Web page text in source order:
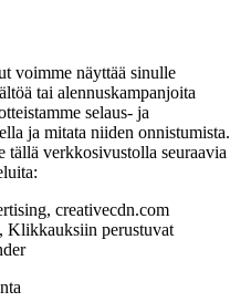
voimme näyttää sinulle
tai alennuskampanjoita
selaus- ja
ja mitata niiden onnistumista.
tällä verkkosivustolla seuraavia
creativecdn.com
Klikkauksiin perustuvat